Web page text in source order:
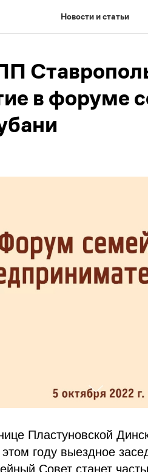
Новости и статьи
в форуме
Пластуновской
этом году выездное
Совет станет